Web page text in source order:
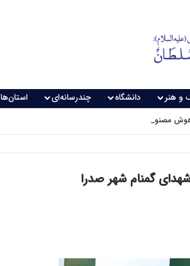
و هنر دانشگاه چندرسانه‌ای استان‌ها
مصنوعی چه زمانی واقعی می‌شود؟
گمنام شهر صدرا